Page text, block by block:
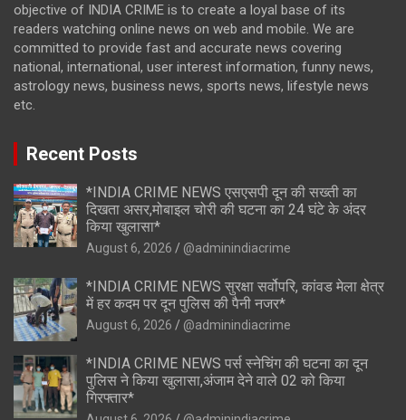
objective of INDIA CRIME is to create a loyal base of its
readers watching online news on web and mobile. We are
committed to provide fast and accurate news covering
national, international, user interest information, funny news,
astrology news, business news, sports news, lifestyle news
etc.
Recent Posts
*INDIA CRIME NEWS एसएसपी दून की सख्ती का
दिखता असर,मोबाइल चोरी की घटना का 24 घंटे के अंदर
किया खुलासा*
August 6, 2026 @adminindiacrime
*INDIA CRIME NEWS सुरक्षा सर्वोपरि, कांवड मेला क्षेत्र
में हर कदम पर दून पुलिस की पैनी नजर*
August 6, 2026 @adminindiacrime
*INDIA CRIME NEWS पर्स स्नेचिंग की घटना का दून
पुलिस ने किया खुलासा,अंजाम देने वाले 02 को किया
गिरफ्तार*